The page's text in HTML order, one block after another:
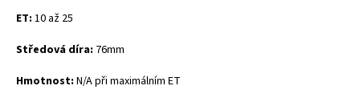
ET: 10 až 25
Středová díra: 76mm
Hmotnost: N/A při maximálním ET